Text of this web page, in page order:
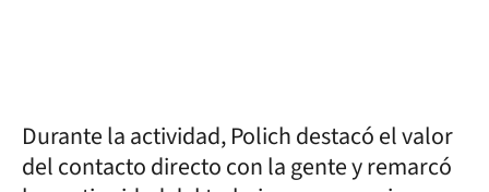
Durante la actividad, Polich destacó el valor
del contacto directo con la gente y remarcó